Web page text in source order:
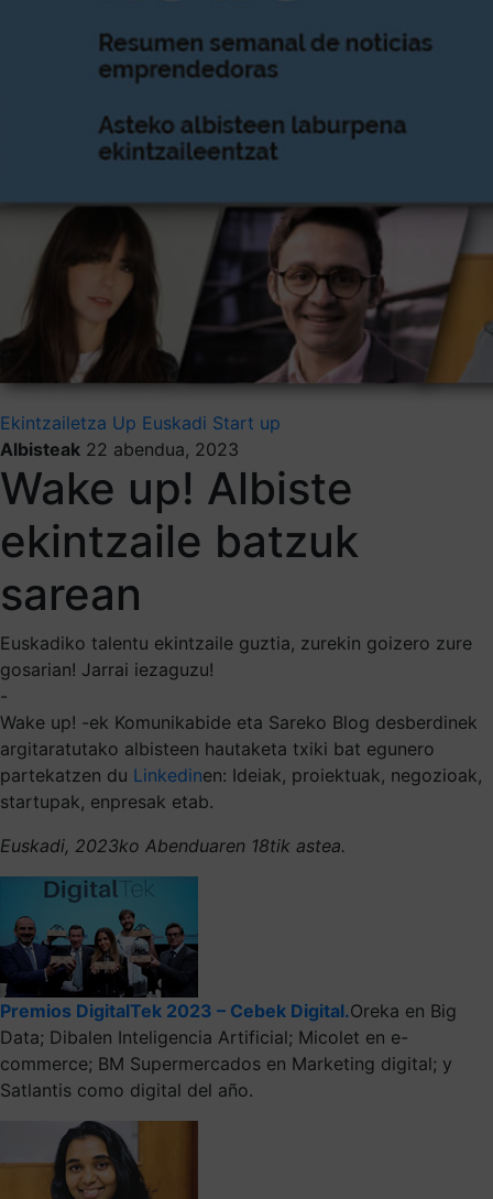
Ekintzailetza Up Euskadi Start up
Albisteak 22 abendua, 2023
Wake up! Albiste
ekintzaile batzuk
sarean
Euskadiko talentu ekintzaile guztia, zurekin goizero zure
gosarian! Jarrai iezaguzu!
-
Wake up! -ek Komunikabide eta Sareko Blog desberdinek
argitaratutako albisteen hautaketa txiki bat egunero
partekatzen du Linkedinen: Ideiak, proiektuak, negozioak,
startupak, enpresak etab.
Euskadi, 2023ko Abenduaren 18tik astea.
Premios DigitalTek 2023 – Cebek Digital.Oreka en Big
Data; Dibalen Inteligencia Artificial; Micolet en e-
commerce; BM Supermercados en Marketing digital; y
Satlantis como digital del año.